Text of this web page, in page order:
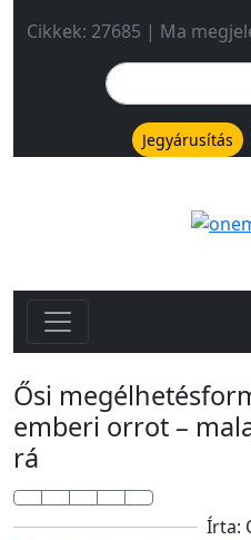
Cikkek: 27685 | Ma
Jegyárusítás
Ősi
emberi orrot –
rá
Írta: